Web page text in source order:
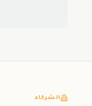
الشركاء